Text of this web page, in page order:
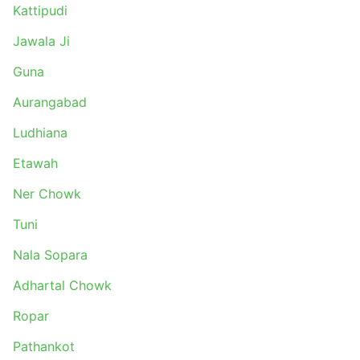
Bankhandi
Bhawarna
Daulatpur
Baglamukhi
Awantipora
Banihal
Bhadrak
Basi Punjab
53 Mile
Mela Ground Tiraha
Chandrabadni Naka
Kattipudi
Jawala Ji
Guna
Aurangabad
Ludhiana
Etawah
Ner Chowk
Tuni
Nala Sopara
Adhartal Chowk
Ropar
Pathankot